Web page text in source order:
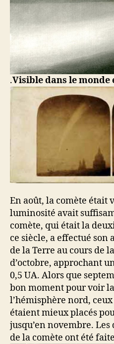
.Visible dans le monde
En août, la comète était
luminosité avait
comète, qui était la
ce siècle, a effectué son
de la Terre au cours de
d’octobre, approchant
0,5 UA. Alors que
bon moment pour voir
l’hémisphère nord,
étaient mieux placés
jusqu’en novembre.
de la comète ont été